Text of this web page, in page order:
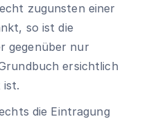
zugunsten einer
so ist die
gegenüber nur
ersichtlich
ist.
die Eintragung